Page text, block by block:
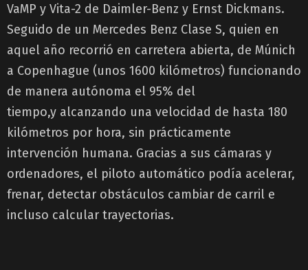
VaMP y Vita-2 de Daimler-Benz y Ernst Dickmans.
Seguido de un Mercedes Benz Clase S, quien en
aquel año recorrió en carretera abierta, de Múnich
a Copenhague (unos 1600 kilómetros) funcionando
de manera autónoma el 95% del
tiempo,y alcanzando una velocidad de hasta 180
kilómetros por hora, sin prácticamente
intervención humana. Gracias a sus cámaras y
ordenadores, el piloto automático podía acelerar,
frenar, detectar obstáculos cambiar de carril e
incluso calcular trayectorias.